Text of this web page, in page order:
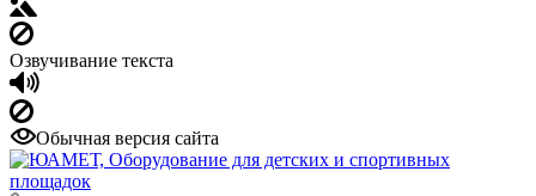
Озвучивание текста
Обычная версия сайта